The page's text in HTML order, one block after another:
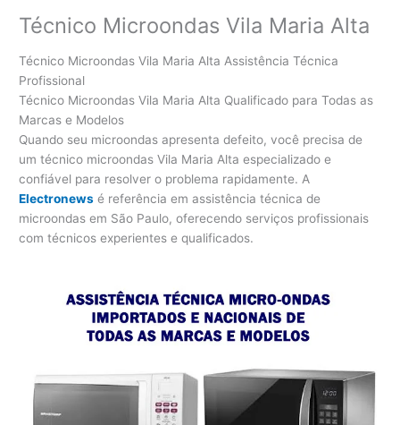
Técnico Microondas Vila Maria Alta
Técnico Microondas Vila Maria Alta Assistência Técnica
Profissional
Técnico Microondas Vila Maria Alta Qualificado para Todas as
Marcas e Modelos
Quando seu microondas apresenta defeito, você precisa de
um técnico microondas Vila Maria Alta especializado e
confiável para resolver o problema rapidamente. A
Electronews é referência em assistência técnica de
microondas em São Paulo, oferecendo serviços profissionais
com técnicos experientes e qualificados.